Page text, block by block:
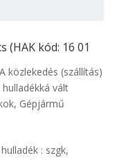
(HAK kód: 16 01
A közlekedés (szállítás)
vált
, Gépjármű
: szgk,